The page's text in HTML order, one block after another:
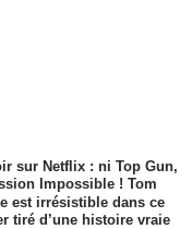
sur Netflix : ni Top Gun,
Impossible ! Tom
est irrésistible dans ce
tiré d’une histoire vraie